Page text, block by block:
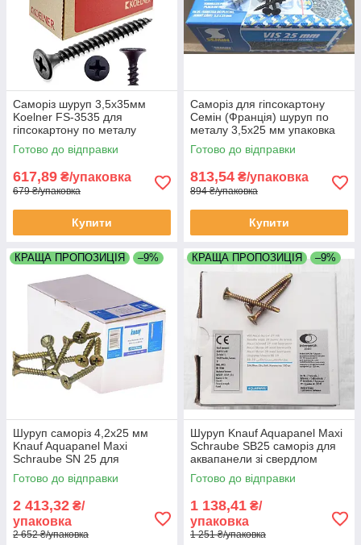
Саморіз шуруп 3,5х35мм
Koelner FS-3535 для
гіпсокартону по металу
упаковка 1000 штук
(Кельнер) Польща
Готово до відправки
617,89 ₴/упаковка
679 ₴/упаковка
Купити
Саморіз для гіпсокартону
Семін (Франція) шуруп по
металу 3,5х25 мм упаковка
1000 штук
Готово до відправки
813,54 ₴/упаковка
894 ₴/упаковка
Купити
КРАЩА ПРОПОЗИЦІЯ –9%
Шуруп саморіз 4,2х25 мм
Knauf Aquapanel Maxi
Schraube SN 25 для
аквапанелі з гострим кінцем
упаковка 1000 штук
Готово до відправки
2 413,32 ₴/
упаковка
2 652 ₴/упаковка
КРАЩА ПРОПОЗИЦІЯ –9%
Шуруп Knauf Aquapanel Maxi
Schraube SB25 саморіз для
аквапанели зі свердлом
3,9х25 мм 250 шт
Готово до відправки
1 138,41 ₴/
упаковка
1 251 ₴/упаковка